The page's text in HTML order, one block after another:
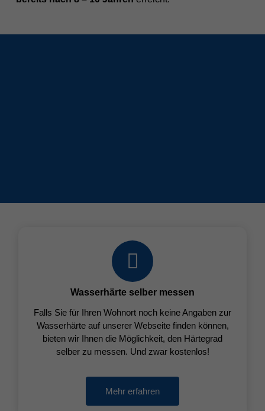
Wasserhärte selber messen
Falls Sie für Ihren Wohnort noch keine Angaben zur
Wasserhärte auf unserer Webseite finden können,
bieten wir Ihnen die Möglichkeit, den Härtegrad
selber zu messen. Und zwar kostenlos!
Mehr erfahren